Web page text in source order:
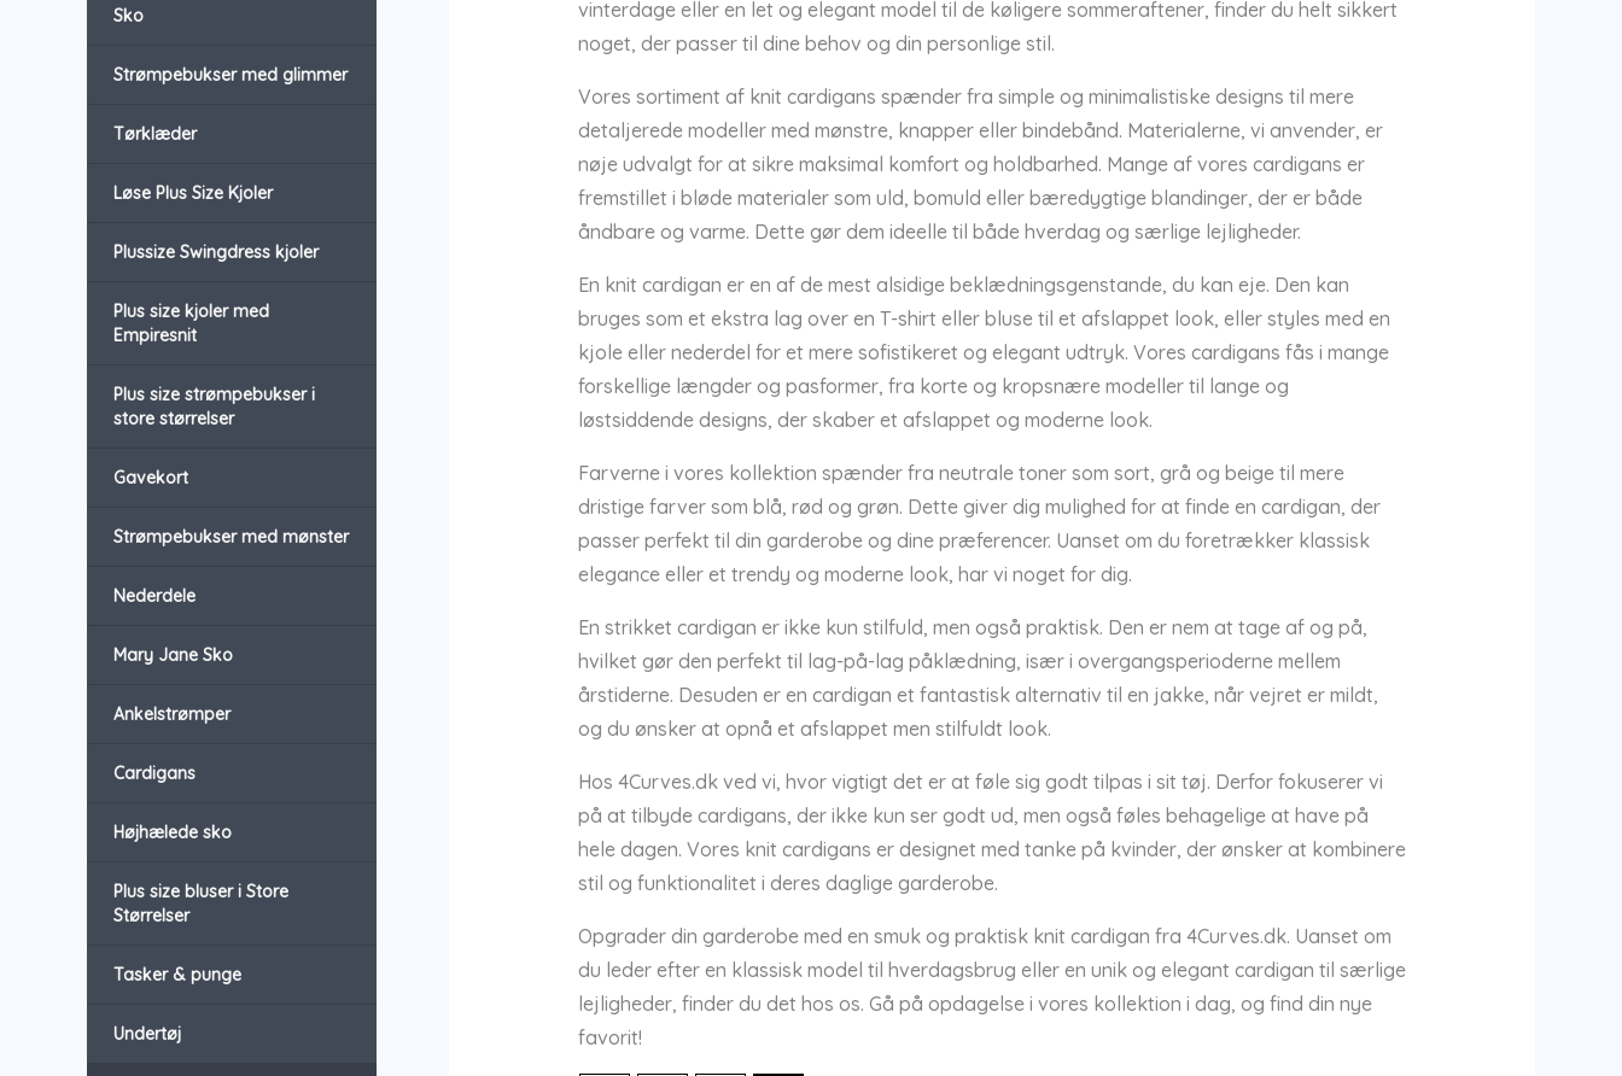
Sko
Strømpebukser med glimmer
Tørklæder
Løse Plus Size Kjoler
Plussize Swingdress kjoler
Plus size kjoler med
Empiresnit
Plus size strømpebukser i
store størrelser
Gavekort
Strømpebukser med mønster
Nederdele
Mary Jane Sko
Ankelstrømper
Cardigans
Højhælede sko
Plus size bluser i Store
Størrelser
Tasker & punge
Undertøj
vinterdage eller en let og elegant model til de køligere sommeraftener, finder du helt sikkert
noget, der passer til dine behov og din personlige stil.
Vores sortiment af knit cardigans spænder fra simple og minimalistiske designs til mere
detaljerede modeller med mønstre, knapper eller bindebånd. Materialerne, vi anvender, er
nøje udvalgt for at sikre maksimal komfort og holdbarhed. Mange af vores cardigans er
fremstillet i bløde materialer som uld, bomuld eller bæredygtige blandinger, der er både
åndbare og varme. Dette gør dem ideelle til både hverdag og særlige lejligheder.
En knit cardigan er en af de mest alsidige beklædningsgenstande, du kan eje. Den kan
bruges som et ekstra lag over en T-shirt eller bluse til et afslappet look, eller styles med en
kjole eller nederdel for et mere sofistikeret og elegant udtryk. Vores cardigans fås i mange
forskellige længder og pasformer, fra korte og kropsnære modeller til lange og
løstsiddende designs, der skaber et afslappet og moderne look.
Farverne i vores kollektion spænder fra neutrale toner som sort, grå og beige til mere
dristige farver som blå, rød og grøn. Dette giver dig mulighed for at finde en cardigan, der
passer perfekt til din garderobe og dine præferencer. Uanset om du foretrækker klassisk
elegance eller et trendy og moderne look, har vi noget for dig.
En strikket cardigan er ikke kun stilfuld, men også praktisk. Den er nem at tage af og på,
hvilket gør den perfekt til lag-på-lag påklædning, især i overgangsperioderne mellem
årstiderne. Desuden er en cardigan et fantastisk alternativ til en jakke, når vejret er mildt,
og du ønsker at opnå et afslappet men stilfuldt look.
Hos 4Curves.dk ved vi, hvor vigtigt det er at føle sig godt tilpas i sit tøj. Derfor fokuserer vi
på at tilbyde cardigans, der ikke kun ser godt ud, men også føles behagelige at have på
hele dagen. Vores knit cardigans er designet med tanke på kvinder, der ønsker at kombinere
stil og funktionalitet i deres daglige garderobe.
Opgrader din garderobe med en smuk og praktisk knit cardigan fra 4Curves.dk. Uanset om
du leder efter en klassisk model til hverdagsbrug eller en unik og elegant cardigan til særlige
lejligheder, finder du det hos os. Gå på opdagelse i vores kollektion i dag, og find din nye
favorit!